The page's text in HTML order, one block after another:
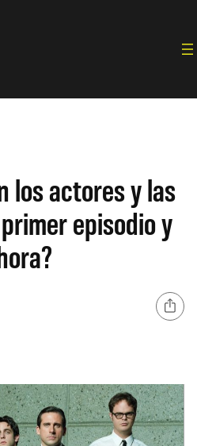
los actores y las
episodio y